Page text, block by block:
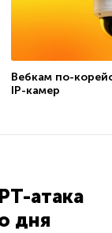
Вебкам по-
IP-камер
атака
дня